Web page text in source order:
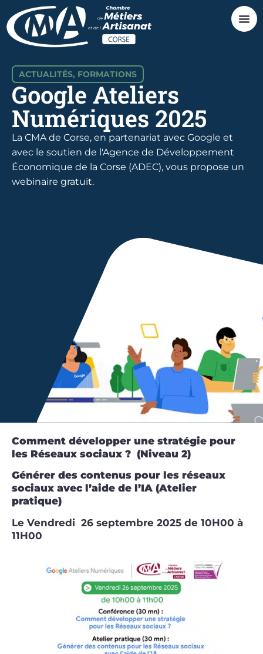
ACTUALITÉS, FORMATIONS
Google Ateliers
Numériques 2025
La CMA de Corse, en partenariat avec Google et
avec le soutien de l'Agence de Développement
Économique de la Corse (ADEC), vous propose un
webinaire gratuit.
Comment développer une stratégie pour
les Réseaux sociaux ? (Niveau 2)
Générer des contenus pour les réseaux
sociaux avec l’aide de l’IA (Atelier
pratique)
Le Vendredi 26 septembre 2025 de 10H00 à
11H00